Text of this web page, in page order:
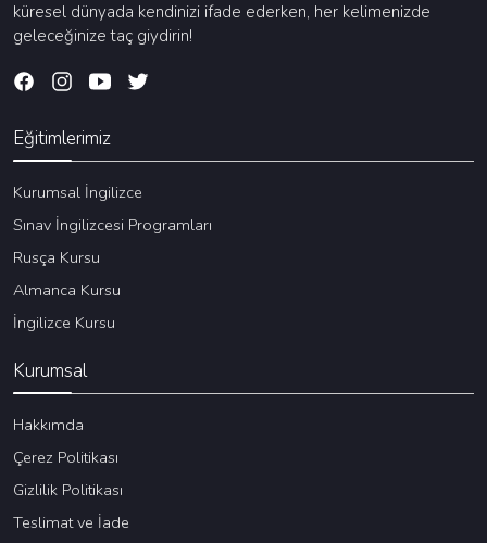
küresel dünyada kendinizi ifade ederken, her kelimenizde
geleceğinize taç giydirin!
Eğitimlerimiz
Kurumsal İngilizce
Sınav İngilizcesi Programları
Rusça Kursu
Almanca Kursu
İngilizce Kursu
Kurumsal
Hakkımda
Çerez Politikası
Gizlilik Politikası
Teslimat ve İade